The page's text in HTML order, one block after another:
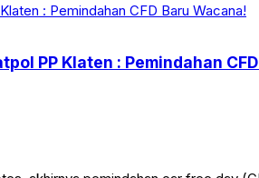
PP Klaten : Pemindahan